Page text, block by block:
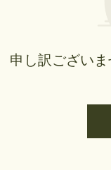
申し訳ござい